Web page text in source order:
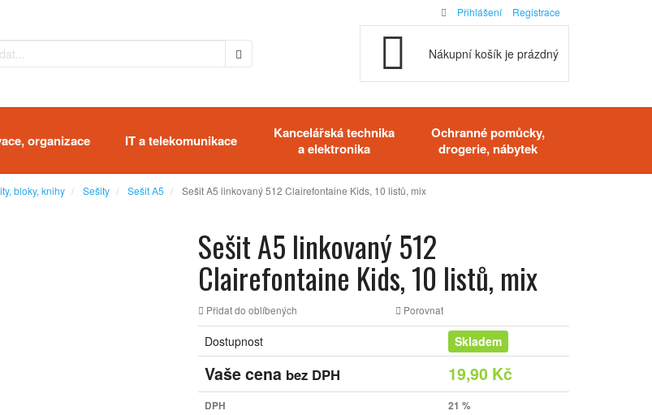
Nákupní košík je prázdný
organizace IT a telekomunikace
Kancelářská technika
a elektronika
Ochranné pomůcky,
drogerie, nábytek
bloky, knihy Sešity Sešit A5 Sešit A5 linkovaný 512 Clairefontaine Kids, 10 listů, mix
Sešit A5 linkovaný 512
Clairefontaine Kids, 10 listů, mix
Přidat do oblíbených Porovnat
Dostupnost Skladem
Vaše cena bez DPH 19,90 Kč
DPH
21 %
Přihlášení Registrace